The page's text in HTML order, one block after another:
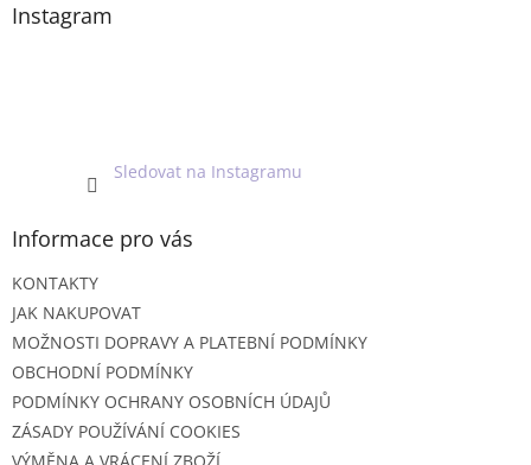
Instagram
Sledovat na Instagramu
Informace pro vás
KONTAKTY
JAK NAKUPOVAT
MOŽNOSTI DOPRAVY A PLATEBNÍ PODMÍNKY
OBCHODNÍ PODMÍNKY
PODMÍNKY OCHRANY OSOBNÍCH ÚDAJŮ
ZÁSADY POUŽÍVÁNÍ COOKIES